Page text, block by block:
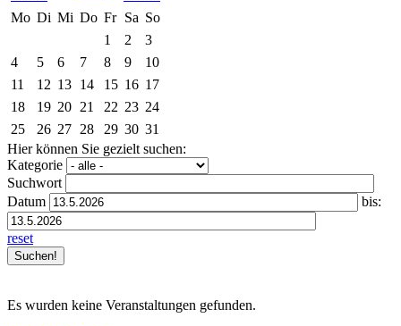
Mo Di Mi Do Fr Sa So
1
2
3
4
5 6 7 8 9
10
11
12 13 14 15 16 17
18
19 20 21 22 23 24
25
26 27 28 29 30 31
Hier können Sie gezielt suchen:
Kategorie
Suchwort
Datum
bis:
reset
Es wurden keine Veranstaltungen gefunden.